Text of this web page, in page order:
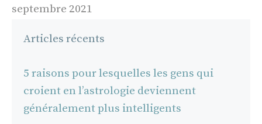
septembre 2021
Articles récents
5 raisons pour lesquelles les gens qui
croient en l’astrologie deviennent
généralement plus intelligents